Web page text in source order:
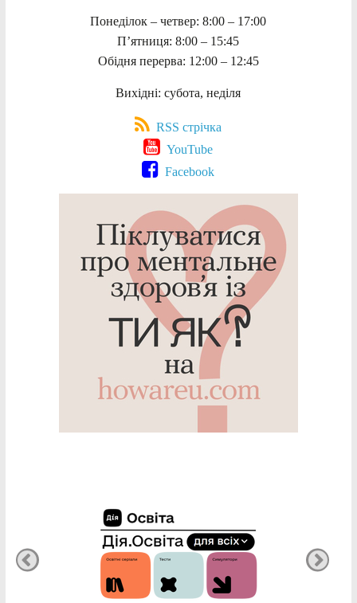
Понеділок – четвер: 8:00 – 17:00
П’ятниця: 8:00 – 15:45
Обідня перерва: 12:00 – 12:45
Вихідні: субота, неділя
RSS стрічка
YouTube
Facebook